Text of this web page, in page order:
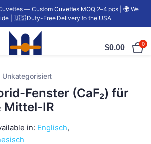
— Custom Cuvettes MOQ 2–4 pcs | 🌍 We
| 🇺🇸 Duty-Free Delivery to the USA
$0.00 0
Unkategorisiert
Fenster (CaF₂) für
Mittel-IR
in: Englisch